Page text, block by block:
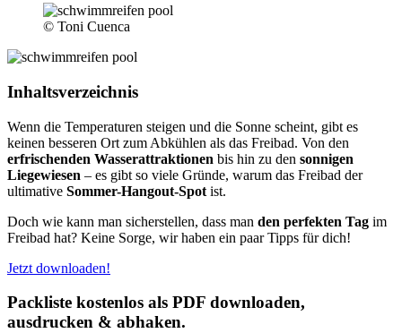
© Toni Cuenca
Inhaltsverzeichnis
Wenn die Temperaturen steigen und die Sonne scheint, gibt es
keinen besseren Ort zum Abkühlen als das Freibad. Von den
erfrischenden Wasserattraktionen bis hin zu den sonnigen
Liegewiesen – es gibt so viele Gründe, warum das Freibad der
ultimative Sommer-Hangout-Spot ist.
Doch wie kann man sicherstellen, dass man den perfekten Tag im
Freibad hat? Keine Sorge, wir haben ein paar Tipps für dich!
Jetzt downloaden!
Packliste kostenlos als PDF downloaden,
ausdrucken & abhaken.